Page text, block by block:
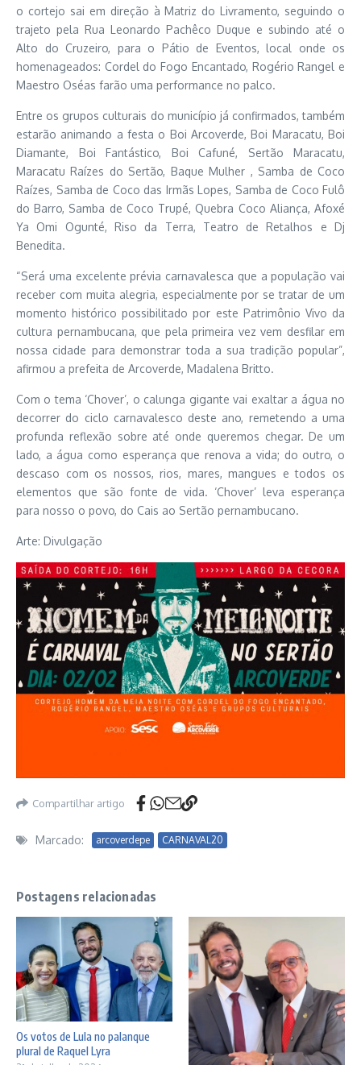
o cortejo sai em direção à Matriz do Livramento, seguindo o
trajeto pela Rua Leonardo Pachêco Duque e subindo até o
Alto do Cruzeiro, para o Pátio de Eventos, local onde os
homenageados: Cordel do Fogo Encantado, Rogério Rangel e
Maestro Oséas farão uma performance no palco.
Entre os grupos culturais do município já confirmados, também
estarão animando a festa o Boi Arcoverde, Boi Maracatu, Boi
Diamante, Boi Fantástico, Boi Cafuné, Sertão Maracatu,
Maracatu Raízes do Sertão, Baque Mulher , Samba de Coco
Raízes, Samba de Coco das Irmãs Lopes, Samba de Coco Fulô
do Barro, Samba de Coco Trupé, Quebra Coco Aliança, Afoxé
Ya Omi Ogunté, Riso da Terra, Teatro de Retalhos e Dj
Benedita.
“Será uma excelente prévia carnavalesca que a população vai
receber com muita alegria, especialmente por se tratar de um
momento histórico possibilitado por este Patrimônio Vivo da
cultura pernambucana, que pela primeira vez vem desfilar em
nossa cidade para demonstrar toda a sua tradição popular”,
afirmou a prefeita de Arcoverde, Madalena Britto.
Com o tema ‘Chover’, o calunga gigante vai exaltar a água no
decorrer do ciclo carnavalesco deste ano, remetendo a uma
profunda reflexão sobre até onde queremos chegar. De um
lado, a água como esperança que renova a vida; do outro, o
descaso com os nossos, rios, mares, mangues e todos os
elementos que são fonte de vida. ‘Chover’ leva esperança
para nosso o povo, do Cais ao Sertão pernambucano.
Arte: Divulgação
Compartilhar artigo
Marcado: arcoverdepe CARNAVAL20
Postagens relacionadas
Os votos de Lula no palanque
plural de Raquel Lyra